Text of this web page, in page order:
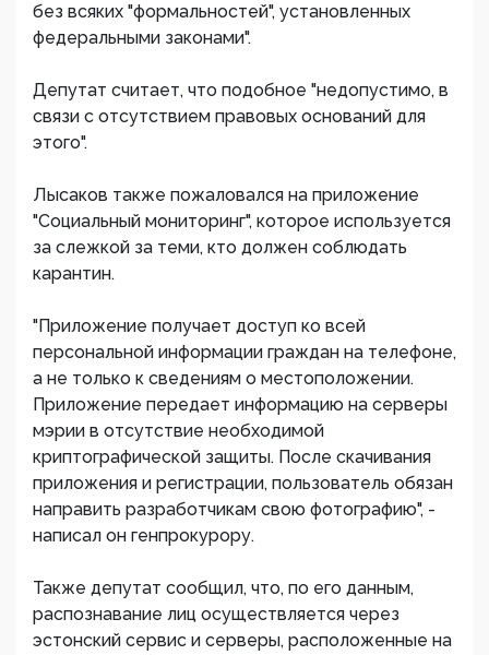
без всяких "формальностей", установленных
федеральными законами".
Депутат считает, что подобное "недопустимо, в
связи с отсутствием правовых оснований для
этого".
Лысаков также пожаловался на приложение
"Социальный мониторинг", которое используется
за слежкой за теми, кто должен соблюдать
карантин.
"Приложение получает доступ ко всей
персональной информации граждан на телефоне,
а не только к сведениям о местоположении.
Приложение передает информацию на серверы
мэрии в отсутствие необходимой
криптографической защиты. После скачивания
приложения и регистрации, пользователь обязан
направить разработчикам свою фотографию", -
написал он генпрокурору.
Также депутат сообщил, что, по его данным,
распознавание лиц осуществляется через
эстонский сервис и серверы, расположенные на